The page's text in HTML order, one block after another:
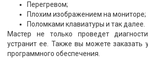
Перегревом;
Плохим изображением на мониторе;
Поломками клавиатуры и так далее.
Мастер не только проведет
устранит ее. Также вы можете заказать
программного обеспечения.